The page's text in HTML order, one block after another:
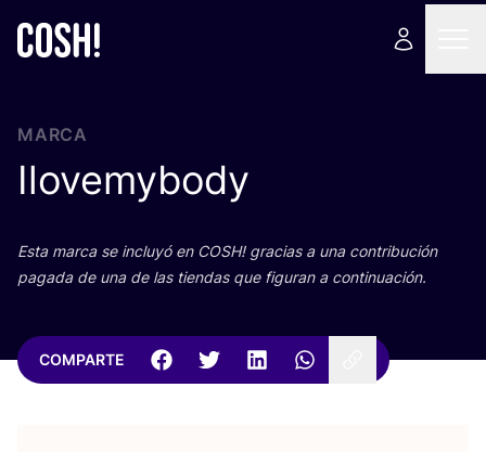
MARCA
Ilovemybody
Esta mar­ca se inclu­yó en COSH! gra­cias a una con­tri­bu­ción
paga­da de una de las tien­das que figu­ran a continuación.
COMPARTE